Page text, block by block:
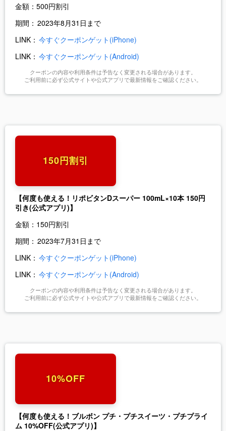
金額： 500円割引
期間： 2023年8月31日まで
LINK： 今すぐクーポンゲット(iPhone)
LINK： 今すぐクーポンゲット(Android)
クーポンの内容や利用条件は予告なく変更される場合があります。
ご利用前に必ず公式サイトや公式アプリで最新情報をご確認ください。
150円割引
【何度も使える！リポビタンDスーパー 100mL×10本 150円
引き(公式アプリ)】
金額： 150円割引
期間： 2023年7月31日まで
LINK： 今すぐクーポンゲット(iPhone)
LINK： 今すぐクーポンゲット(Android)
クーポンの内容や利用条件は予告なく変更される場合があります。
ご利用前に必ず公式サイトや公式アプリで最新情報をご確認ください。
10%OFF
【何度も使える！ブルボン プチ・プチスイーツ・プチプライ
ム 10%OFF(公式アプリ)】